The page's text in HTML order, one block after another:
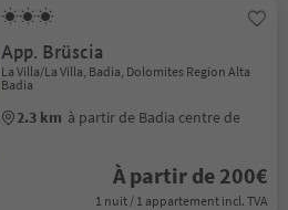
App. Brüscia
La Villa/La Villa, Badia, Dolomites Region Alta
Badia
2.3 km à partir de Badia centre de
À partir de 200€
1 nuit / 1 appartement incl. TVA